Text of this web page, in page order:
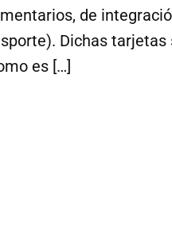
de
Dichas tarjetas
es […]